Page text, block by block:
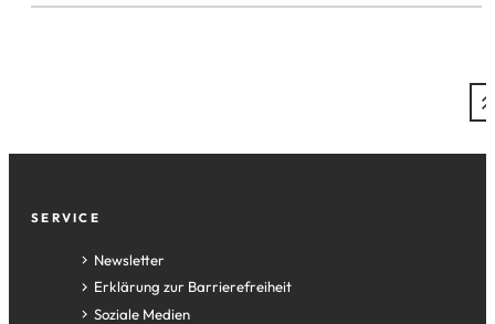
Fußzeile
SERVICE
Newsletter
Erklärung zur Barrierefreiheit
Soziale Medien